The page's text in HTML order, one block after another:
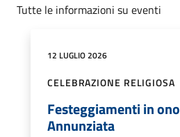
Tutte le informazioni su eventi
12 LUGLIO 2026
CELEBRAZIONE RELIGIOSA
Festeggiamenti in
Annunziata